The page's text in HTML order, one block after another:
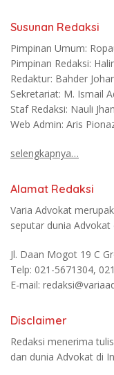
Susunan Redaksi
Pimpinan Umum:
Pimpinan Redaksi:
Redaktur: Bahder
Sekretariat: M. Ismail
Staf Redaksi: Nauli
Web Admin: Aris
selengkapnya…
Alamat Redaksi
Varia Advokat
seputar dunia Advokat
Jl. Daan Mogot 19 C
Telp: 021-5671304,
E-mail:
Disclaimer
Redaksi menerima
dan dunia Advokat di